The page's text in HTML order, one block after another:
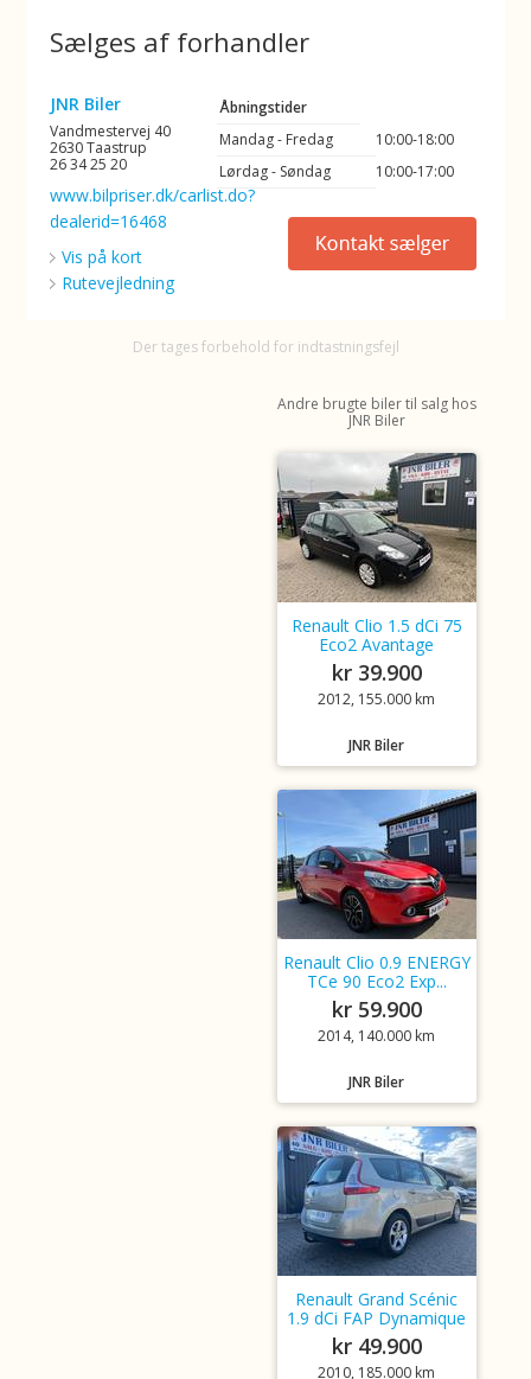
Sælges af forhandler
JNR Biler
Vandmestervej 40
2630 Taastrup
26 34 25 20
www.bilpriser.dk/carlist.do?
dealerid=16468
Vis på kort
Rutevejledning
Åbningstider
Mandag - Fredag
10:00-18:00
Lørdag - Søndag
10:00-17:00
Der tages forbehold for indtastningsfejl
Andre brugte biler til salg hos
JNR Biler
Renault Clio 1.5 dCi 75
Eco2 Avantage
kr 39.900
2012, 155.000 km
JNR Biler
Renault Clio 0.9 ENERGY
TCe 90 Eco2 Exp...
kr 59.900
2014, 140.000 km
JNR Biler
Renault Grand Scénic
1.9 dCi FAP Dynamique
kr 49.900
2010, 185.000 km